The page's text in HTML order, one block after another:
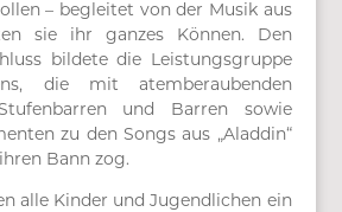
– begleitet von der Musik aus
sie ihr ganzes Können. Den
bildete die Leistungsgruppe
die mit atemberaubenden
und Barren sowie
zu den Songs aus „Aladdin“
Bann zog.
alle Kinder und Jugendlichen ein